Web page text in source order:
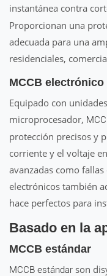
instantánea contra
Proporcionan una
adecuada para una
residenciales,
MCCB electrónico
Equipado con
microprocesador,
protección precisos y
corriente y el voltaje
avanzadas como
electrónicos también
hace perfectos para
Basado en la
MCCB estándar
MCCB estándar son